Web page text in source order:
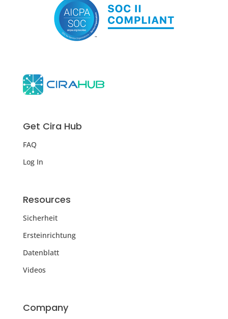
Get Cira Hub
FAQ
Log In
Resources
Sicherheit
Ersteinrichtung
Datenblatt
Videos
Company